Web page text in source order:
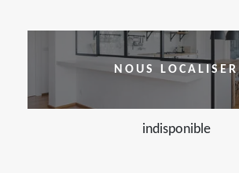
NOUS LOCALISER
indisponible